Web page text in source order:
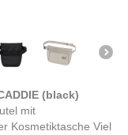
(black)
mit
Kosmetiktasche Viel